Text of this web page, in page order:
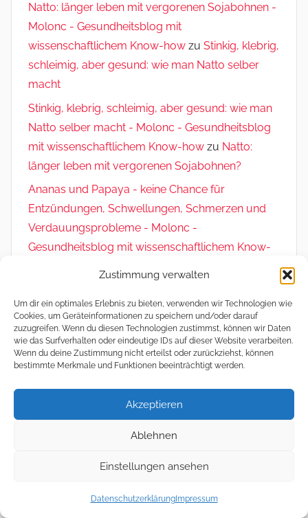
Zustimmung verwalten
Um dir ein optimales Erlebnis zu bieten, verwenden wir Technologien wie
Cookies, um Geräteinformationen zu speichern und/oder darauf
zuzugreifen. Wenn du diesen Technologien zustimmst, können wir Daten
wie das Surfverhalten oder eindeutige IDs auf dieser Website verarbeiten.
Wenn du deine Zustimmung nicht erteilst oder zurückziehst, können
bestimmte Merkmale und Funktionen beeinträchtigt werden.
Akzeptieren
Ablehnen
Einstellungen ansehen
DatenschutzerklärungImpressum
Natto: länger leben mit vergorenen Sojabohnen -
Molonc - Gesundheitsblog mit
wissenschaftlichem Know-how zu Stinkig, klebrig,
schleimig, aber gesund: wie man Natto selber
macht
Stinkig, klebrig, schleimig, aber gesund: wie man
Natto selber macht - Molonc - Gesundheitsblog
mit wissenschaftlichem Know-how zu Natto:
länger leben mit vergorenen Sojabohnen?
Ananas und Papaya - keine Chance für
Entzündungen, Schwellungen, Schmerzen und
Verdauungsprobleme - Molonc -
Gesundheitsblog mit wissenschaftlichem Know-
Sharing
Eintrags-Feed
Datenschutz und Cookies: Diese Website verwendet Cookies. Wenn
du die Website weiterhin nutzt, stimmst du der Verwendung von
Cookie-Richtlinie